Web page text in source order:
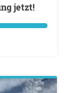
jetzt!